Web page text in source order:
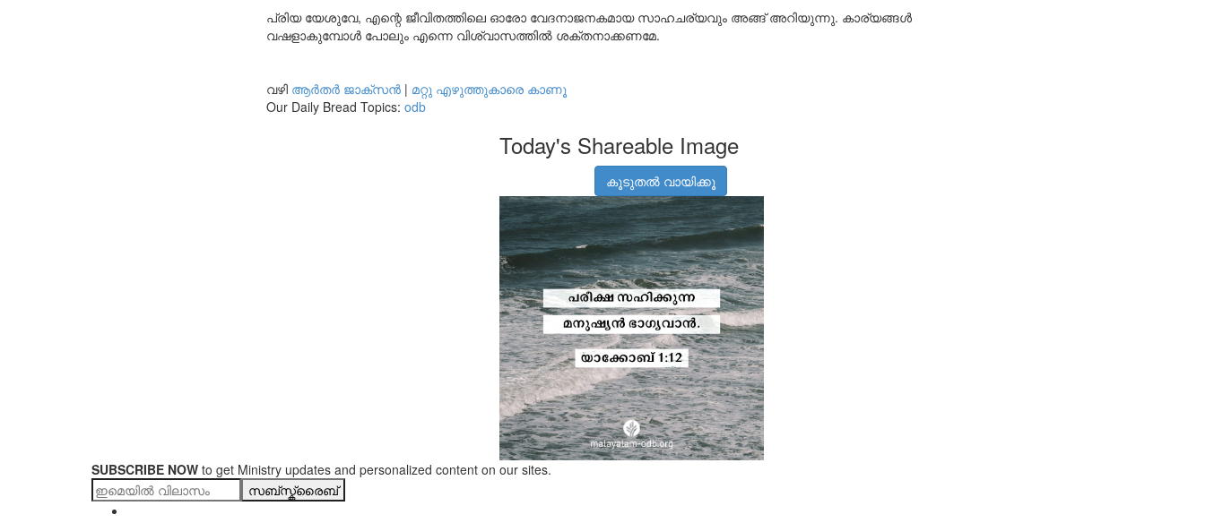
പ്രിയ യേശുവേ, എന്റെ ജീവിതത്തിലെ ഓരോ വേദനാജനകമായ സാഹചര്യവും അങ്ങ് അറിയുന്നു. കാര്യങ്ങൾ
വഷളാകുമ്പോൾ പോലും എന്നെ വിശ്വാസത്തിൽ ശക്തനാക്കണമേ.
വഴി ആർതർ ജാക്സൻ | മറ്റു എഴുത്തുകാരെ കാണൂ
Our Daily Bread Topics: odb
Today's Shareable Image
കൂടുതൽ വായിക്കൂ
SUBSCRIBE NOW to get Ministry updates and personalized content on our sites.
സബ്സ്ക്രൈബ്